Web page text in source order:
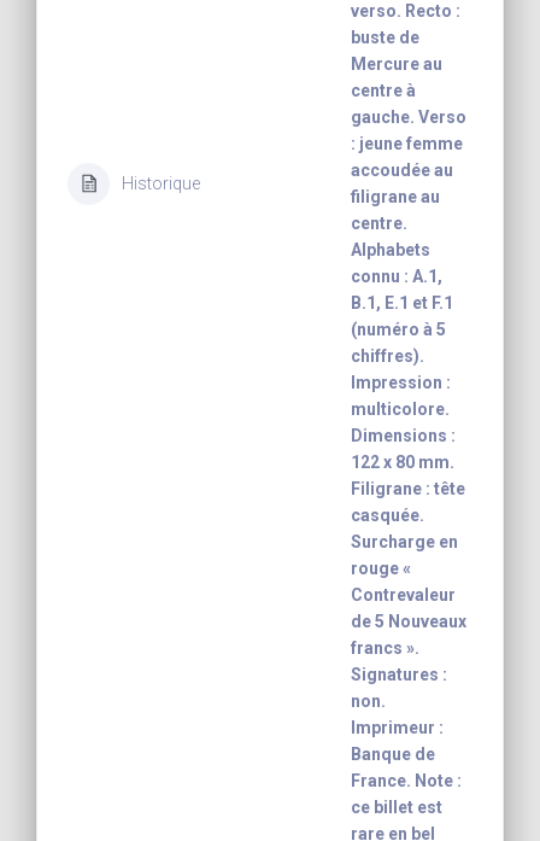
Historique
verso. Recto :
buste de
Mercure au
centre à
gauche. Verso
: jeune femme
accoudée au
filigrane au
centre.
Alphabets
connu : A.1,
B.1, E.1 et F.1
(numéro à 5
chiffres).
Impression :
multicolore.
Dimensions :
122 x 80 mm.
Filigrane : tête
casquée.
Surcharge en
rouge «
Contrevaleur
de 5 Nouveaux
francs ».
Signatures :
non.
Imprimeur :
Banque de
France. Note :
ce billet est
rare en bel